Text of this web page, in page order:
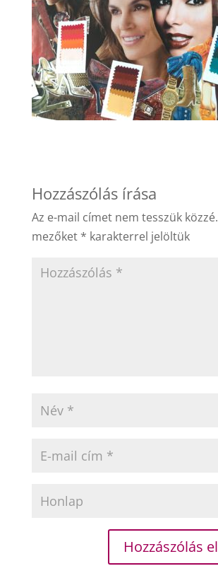
Hozzászólás írása
Az e-mail címet nem tesszük közzé.
mezőket * karakterrel jelöltük